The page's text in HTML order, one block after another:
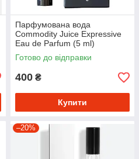
Парфумована вода
Commodity Juice Expressive
Eau de Parfum (5 ml)
Готово до відправки
400 ₴
Купити
–20%